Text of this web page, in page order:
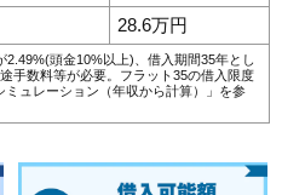
28.6万円
頭金10%以上)、借入期間35年とし
手数料等が必要。フラット35の借入限度
ュレーション（年収から計算）
」を参